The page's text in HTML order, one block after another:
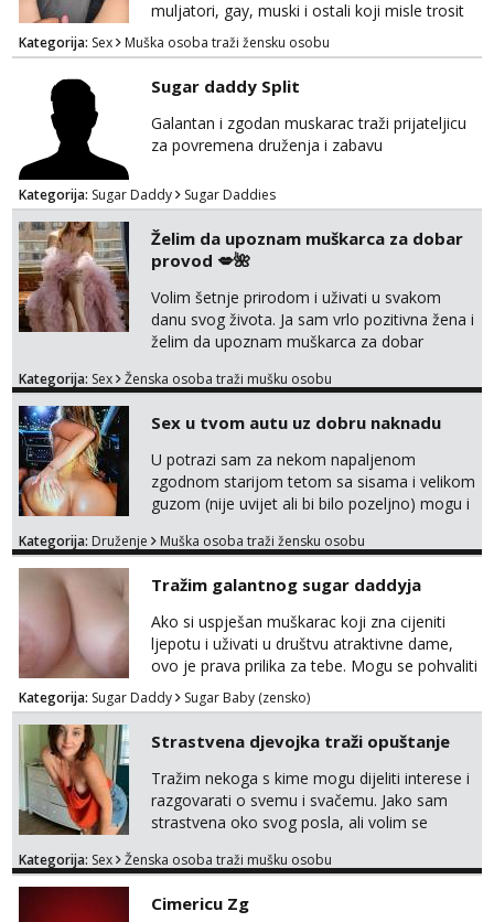
muljatori, gay, muski i ostali koji misle trosit
vrijeme na pisanje mogu zaobic oglas, ako si
slavonije i zainteresirana da te punim negdje
u mraku u tvom autu javi se na whatsapp
porukom 098 199 1895.
Kategorija: Sex Muška osoba traži žensku osobu
Sugar daddy Split
Galantan i zgodan muskarac traži prijateljicu
za povremena druženja i zabavu
Kategorija: Sugar Daddy Sugar Daddies
Želim da upoznam muškarca za dobar
provod 💋🌺
Volim šetnje prirodom i uživati u svakom
danu svog života. Ja sam vrlo pozitivna žena i
želim da upoznam muškarca za dobar
na link ispod i nadji me tamo, cekam te!
Kategorija: Sex Ženska osoba traži mušku osobu
Sex u tvom autu uz dobru naknadu
U potrazi sam za nekom napaljenom
zgodnom starijom tetom sa sisama i velikom
guzom (nije uvijet ali bi bilo pozeljno) mogu i
dobra zabava uz naknadu, trazim neku koja
negdje u mrak, prije seksa dobijes odmah na
ruke, molim samo ozbiljne da se javljaju one
koje se pale na seks po mracnim parkinzima,
sumarcima itd be...
Kategorija: Druženje Muška osoba traži žensku osobu
Tražim galantnog sugar daddyja
Ako si uspješan muškarac koji zna cijeniti
ljepotu i uživati u društvu atraktivne dame,
ovo je prava prilika za tebe. Mogu se pohvaliti
prekrasnim licem, dugom, njegovanom
kosom i fit figurom. Moje grudi su broj 4,a
guza je, bez lažne skromnosti, prava top
forma. Diskretno i opušteno druženje je moj
stil, bez dugačkih dopisivanja, putovanja ili
javnih pojavljivanja. Što nudim: - atraktivno i
ugo...
Kategorija: Sugar Daddy Sugar Baby (zensko)
Strastvena djevojka traži opuštanje
Tražim nekoga s kime mogu dijeliti interese i
razgovarati o svemu i svačemu. Jako sam
strastvena oko svog posla, ali volim se
Voljela bi naci nekoga pa da se nemoram
ispod i nadji me tamo, cekam te!
Kategorija: Sex Ženska osoba traži mušku osobu
Cimericu Zg